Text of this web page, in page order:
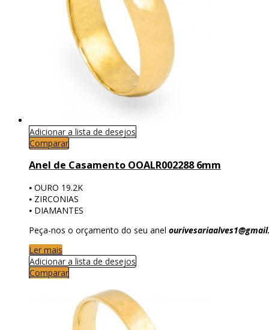
Adicionar a lista de desejos
Comparar
Anel de Casamento OOALR002288 6mm
⦁ OURO 19.2K
⦁ ZIRCONIAS
⦁ DIAMANTES
Peça-nos o orçamento do seu anel
Ler mais
Adicionar a lista de desejos
Comparar